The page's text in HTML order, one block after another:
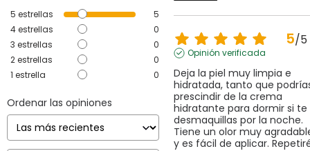
5 estrellas
5
4estrellas
0
3 estrellas
0
2estrellas
0
1 estrella 0
Ordenar las opiniones
5/5
Opinión verificada
Deja la piel muy limpia e
hidratada, tanto que
prescindir de la crema
hidratante para dormir si te
desmaquillas por la noche.
Tiene un olor muy
y es fácil de aplicar.